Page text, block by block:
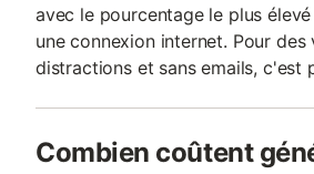
avec le pourcentage le plus
une connexion internet. Pour des
distractions et sans emails, c'est
Combien coûtent